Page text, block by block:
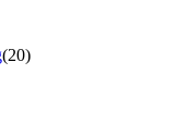
(20)